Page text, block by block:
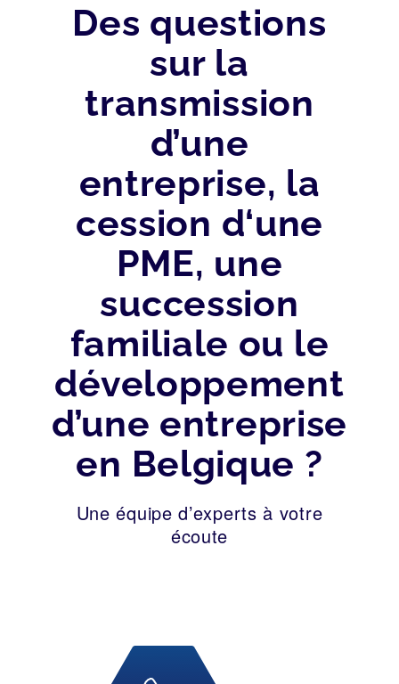
Des questions
sur la
transmission
d’une
entreprise, la
cession d‘une
PME, une
succession
familiale ou le
développement
d’une entreprise
en Belgique ?
Une équipe d’experts à votre
écoute